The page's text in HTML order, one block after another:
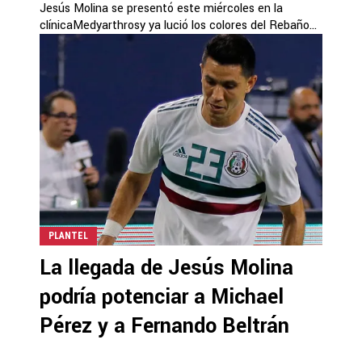
Jesús Molina se presentó este miércoles en la
clínicaMedyarthrosy ya lució los colores del Rebaño...
PLANTEL
La llegada de Jesús Molina
podría potenciar a Michael
Pérez y a Fernando Beltrán